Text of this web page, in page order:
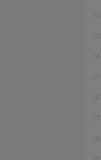
22
23
24
25
26
27
28